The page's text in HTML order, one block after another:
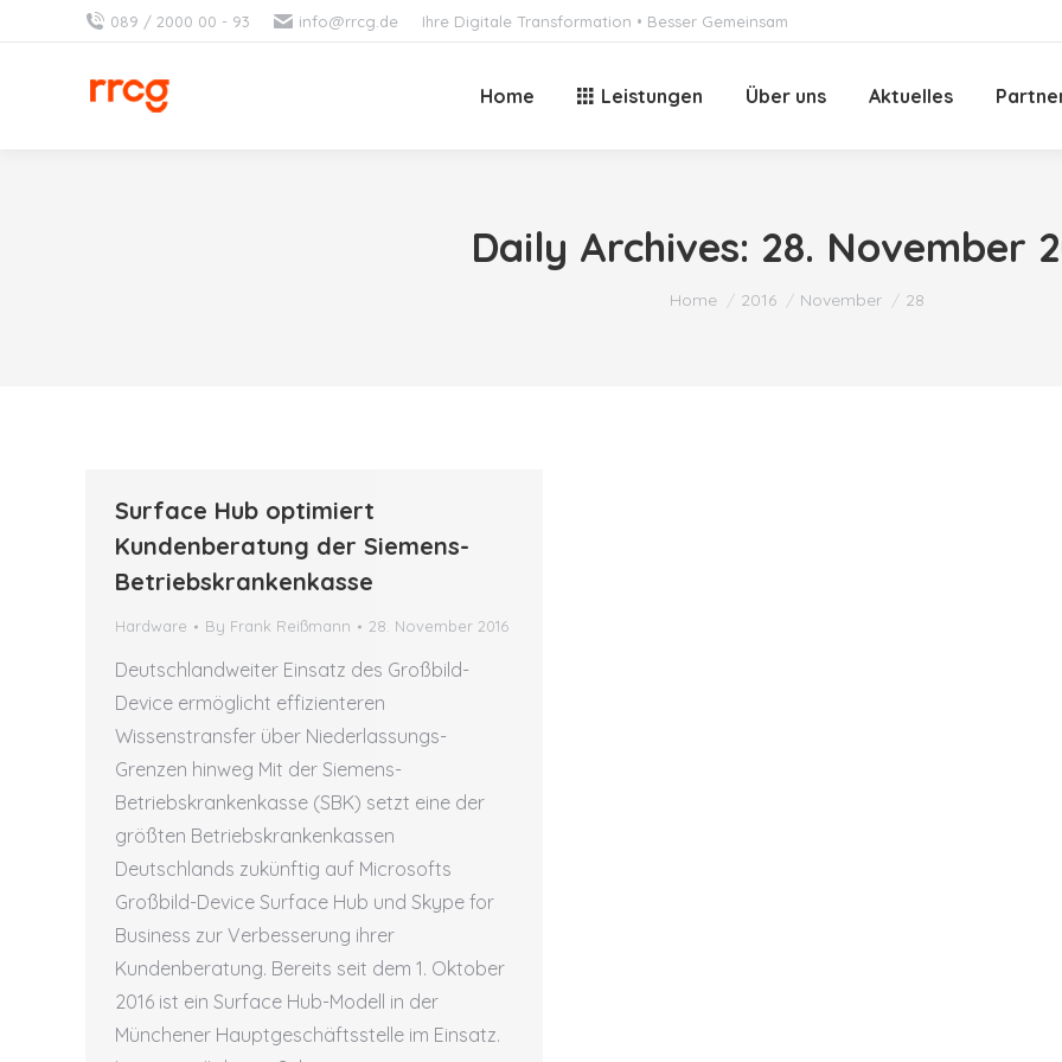
089 / 2000 00 - 93 info@rrcg.de Ihre Digitale Transformation • Besser Gemeinsam
Home Leistungen Über uns Aktuelles
Daily Archives: 28. November
You are here:
Home 2016 November 28
Surface Hub optimiert
Kundenberatung der Siemens-
Betriebskrankenkasse
Hardware By Frank Reißmann 28. November 2016
Deutschlandweiter Einsatz des Großbild-
Device ermöglicht effizienteren
Wissenstransfer über Niederlassungs-
Grenzen hinweg Mit der Siemens-
Betriebskrankenkasse (SBK) setzt eine der
größten Betriebskrankenkassen
Deutschlands zukünftig auf Microsofts
Großbild-Device Surface Hub und Skype for
Business zur Verbesserung ihrer
Kundenberatung. Bereits seit dem 1. Oktober
2016 ist ein Surface Hub-Modell in der
Münchener Hauptgeschäftsstelle im Einsatz.